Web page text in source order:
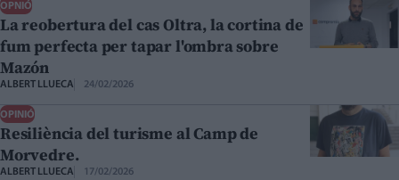
OPNIÓ
La reobertura del cas Oltra, la cortina de
fum perfecta per tapar l'ombra sobre
Mazón
ALBERT LLUECA 24/02/2026
OPINIÓ
Resiliència del turisme al Camp de
Morvedre.
ALBERT LLUECA 17/02/2026